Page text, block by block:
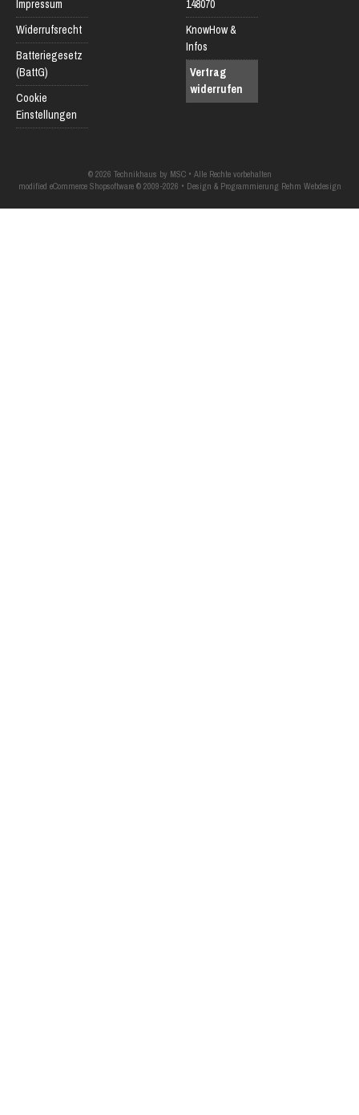
Impressum
Widerrufsrecht
Batteriegesetz
(BattG)
Cookie
Einstellungen
148070
KnowHow &
Infos
Vertrag
widerrufen
© 2026 Technikhaus by MSC • Alle Rechte vorbehalten
modified eCommerce Shopsoftware © 2009-2026 • Design & Programmierung Rehm Webdesign